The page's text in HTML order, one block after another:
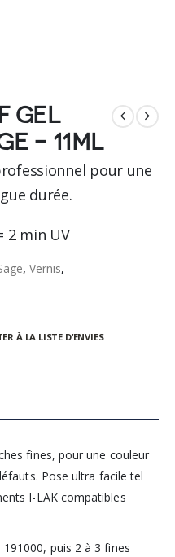
gel
– 11ml
pour une
durée.
2 min UV
, Vernis,
À LA LISTE D’ENVIES
fines, pour une couleur
Pose ultra facile tel
I-LAK compatibles
puis 2 à 3 fines